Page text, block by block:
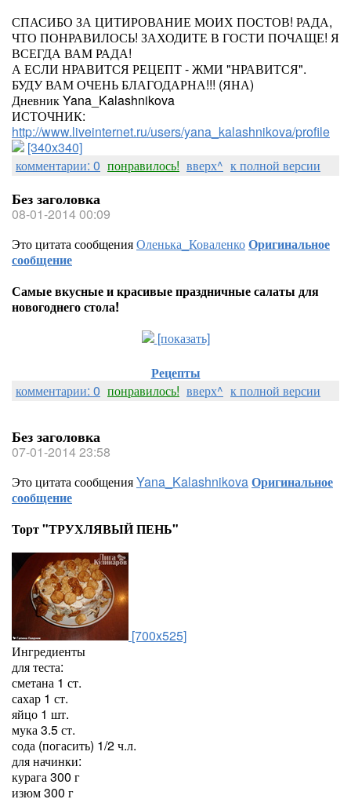
СПАСИБО ЗА ЦИТИРОВАНИЕ МОИХ ПОСТОВ! РАДА,
ЧТО ПОНРАВИЛОСЬ! ЗАХОДИТЕ В ГОСТИ ПОЧАЩЕ! Я
ВСЕГДА ВАМ РАДА!
А ЕСЛИ НРАВИТСЯ РЕЦЕПТ - ЖМИ "НРАВИТСЯ".
БУДУ ВАМ ОЧЕНЬ БЛАГОДАРНА!!! (ЯНА)
Дневник Yana_Kalashnikova
ИСТОЧНИК:
http://www.liveinternet.ru/users/yana_kalashnikova/profile
[340x340]
комментарии: 0 понравилось! вверх^ к полной версии
Без заголовка
08-01-2014 00:09
Это цитата сообщенияОленька_КоваленкоОригинальное
сообщение
Самые вкусные и красивые праздничные салаты для
новогоднего стола!
[показать]
Рецепты
комментарии: 0 понравилось! вверх^ к полной версии
Без заголовка
07-01-2014 23:58
Это цитата сообщенияYana_KalashnikovaОригинальное
сообщение
Торт "ТРУХЛЯВЫЙ ПЕНЬ"
[700x525]
Ингредиенты
для теста:
сметана 1 ст.
сахар 1 ст.
яйцо 1 шт.
мука 3.5 ст.
сода (погасить) 1/2 ч.л.
для начинки:
курага 300 г
изюм 300 г